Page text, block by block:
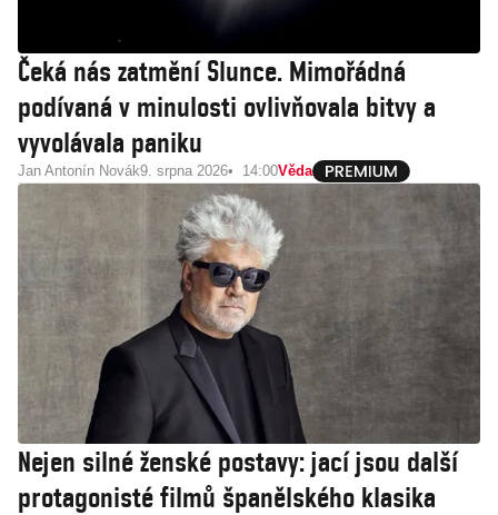
Čeká nás zatmění Slunce. Mimořádná
podívaná v minulosti ovlivňovala bitvy a
vyvolávala paniku
Jan Antonín Novák9. srpna 2026 14:00Věda
Nejen silné ženské postavy: jací jsou další
protagonisté filmů španělského klasika